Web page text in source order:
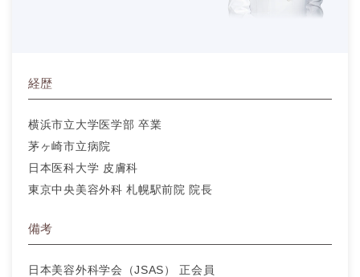
経歴
横浜市立大学医学部 卒業
茅ヶ崎市立病院
日本医科大学 皮膚科
東京中央美容外科 札幌駅前院 院長
備考
日本美容外科学会（JSAS） 正会員